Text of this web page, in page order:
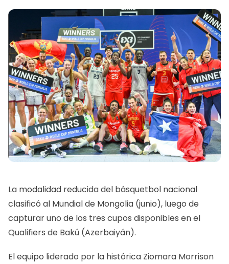
La modalidad reducida del básquetbol nacional
clasificó al Mundial de Mongolia (junio), luego de
capturar uno de los tres cupos disponibles en el
Qualifiers de Bakú (Azerbaiyán).
El equipo liderado por la histórica Ziomara Morrison